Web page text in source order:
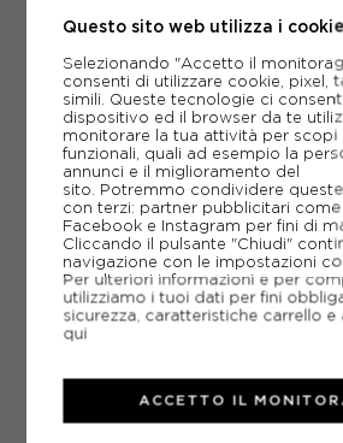
GUIDA ALLE TAGLIE
CONSIGLIATI
Questo sito web utilizza i cookie
Selezionando "Accetto il
consenti di utilizzare cookie, pixel,
simili. Queste tecnologie ci
dispositivo ed il browser da te
monitorare la tua attività per scopi
funzionali, quali ad esempio la
annunci e il miglioramento del
sito. Potremmo condividere
con terzi: partner pubblicitari come
Facebook e Instagram per fini di
Cliccando il pulsante "Chiudi"
navigazione con le impostazioni
Per ulteriori informazioni e per
utilizziamo i tuoi dati per fini
sicurezza, caratteristiche carrello e
qui
ACCETTO IL